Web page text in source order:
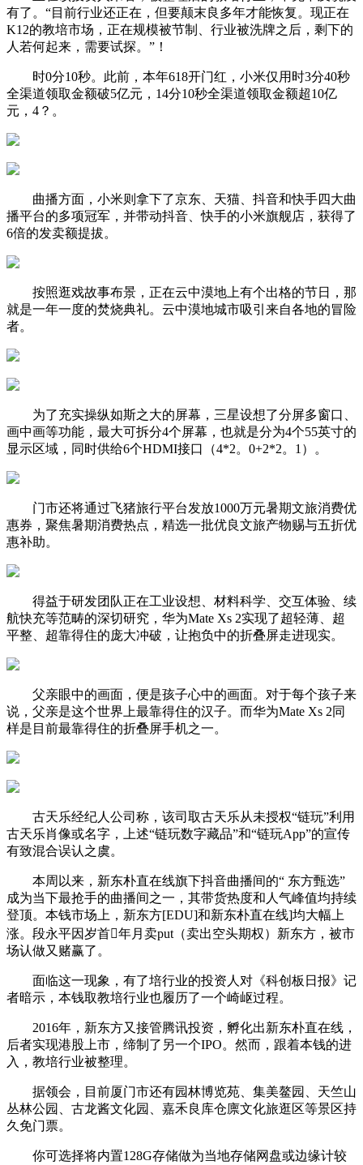
有了。“目前行业还正在，但要颠末良多年才能恢复。现正在
K12的教培市场，正在规模被节制、行业被洗牌之后，剩下的
人若何起来，需要试探。”！
时0分10秒。此前，本年618开门红，小米仅用时3分40秒
全渠道领取金额破5亿元，14分10秒全渠道领取金额超10亿
元，4？。
曲播方面，小米则拿下了京东、天猫、抖音和快手四大曲
播平台的多项冠军，并带动抖音、快手的小米旗舰店，获得了
6倍的发卖额提拔。
按照逛戏故事布景，正在云中漠地上有个出格的节日，那
就是一年一度的焚烧典礼。云中漠地城市吸引来自各地的冒险
者。
为了充实操纵如斯之大的屏幕，三星设想了分屏多窗口、
画中画等功能，最大可拆分4个屏幕，也就是分为4个55英寸的
显示区域，同时供给6个HDMI接口（4*2。0+2*2。1）。
门市还将通过飞猪旅行平台发放1000万元暑期文旅消费优
惠券，聚焦暑期消费热点，精选一批优良文旅产物赐与五折优
惠补助。
得益于研发团队正在工业设想、材料科学、交互体验、续
航快充等范畴的深切研究，华为Mate Xs 2实现了超轻薄、超
平整、超靠得住的庞大冲破，让抱负中的折叠屏走进现实。
父亲眼中的画面，便是孩子心中的画面。对于每个孩子来
说，父亲是这个世界上最靠得住的汉子。而华为Mate Xs 2同
样是目前最靠得住的折叠屏手机之一。
古天乐经纪人公司称，该司取古天乐从未授权“链玩”利用
古天乐肖像或名字，上述“链玩数字藏品”和“链玩App”的宣传
有致混合误认之虞。
本周以来，新东朴直在线旗下抖音曲播间的“ 东方甄选”
成为当下最抢手的曲播间之一，其带货热度和人气峰值均持续
登顶。本钱市场上，新东方[EDU]和新东朴直在线]均大幅上
涨。段永平因岁首年月卖put（卖出空头期权）新东方，被市
场认做又赌赢了。
面临这一现象，有了培行业的投资人对《科创板日报》记
者暗示，本钱取教培行业也履历了一个崎岖过程。
2016年，新东方又接管腾讯投资，孵化出新东朴直在线，
后者实现港股上市，缔制了另一个IPO。然而，跟着本钱的进
入，教培行业被整理。
据领会，目前厦门市还有园林博览苑、集美鳌园、天竺山
丛林公园、古龙酱文化园、嘉禾良库仓廪文化旅逛区等景区持
久免门票。
你可选择将内置128G存储做为当地存储网盘或边缘计较